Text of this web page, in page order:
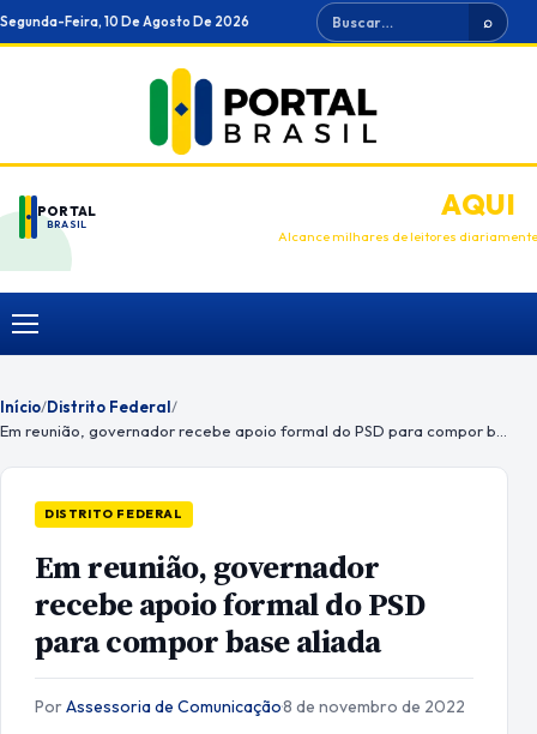
Ir
para
Segunda-Feira, 10 De Agosto De 2026 Buscar ⌕
PORTAL
BRASIL
ANUNCIEAQUI
Alcance milhares de leitores diariamente
Menu
Início/Distrito Federal/
DISTRITO FEDERAL
Em reunião, governador
recebe apoio formal do PSD
para compor base aliada
PorAssessoria de Comunicação·8 de novembro de 2022